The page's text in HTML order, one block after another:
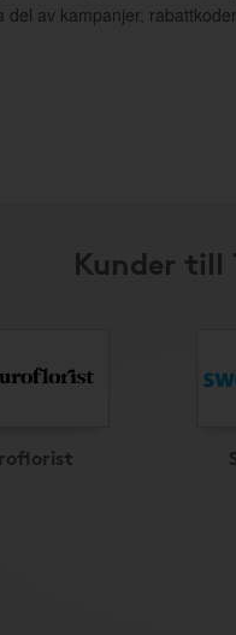
del av kampanjer,
Kunder till